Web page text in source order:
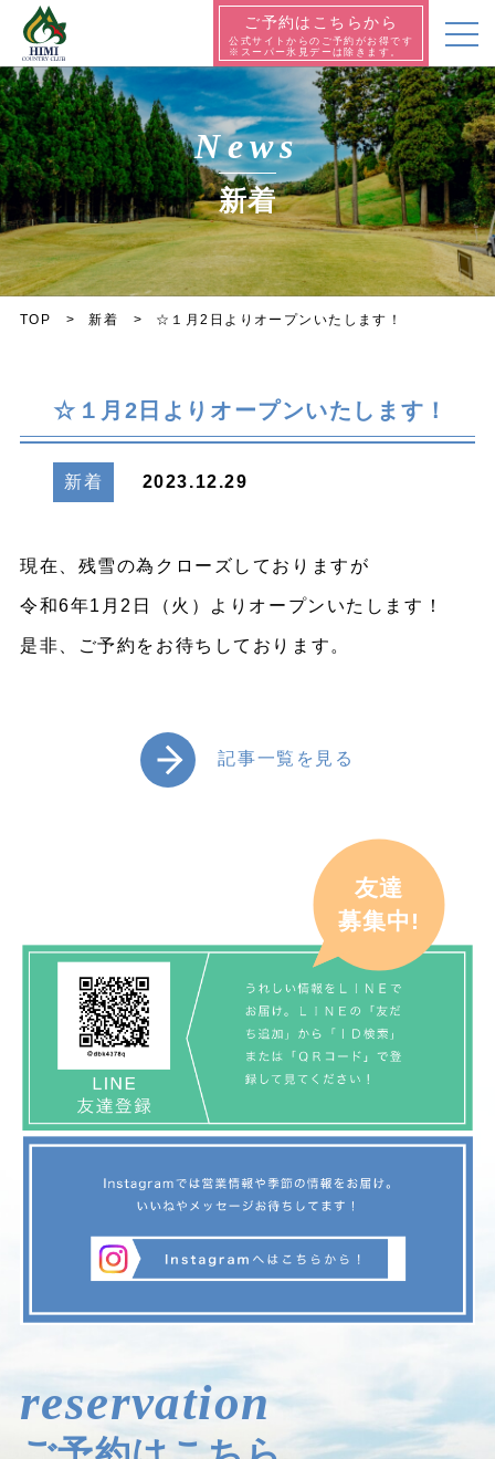
ご予約はこちらから
公式サイトからのご予約がお得です
※スーパー氷見デーは除きます。
News
新着
TOP 新着 ☆１月2日よりオープンいたします！
☆１月2日よりオープンいたします！
新着 2023.12.29
現在、残雪の為クローズしておりますが
令和6年1月2日（火）よりオープンいたします！
是非、ご予約をお待ちしております。
記事一覧を見る
友達
募集中!
reservation